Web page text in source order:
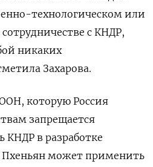
технологическом или
с КНДР,
никаких
Захарова.
которую Россия
запрещается
КНДР в разработке
Пхеньян может применить